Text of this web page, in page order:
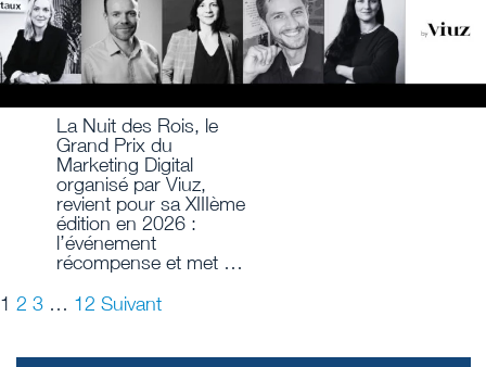
La Nuit des Rois, le
Grand Prix du
Marketing Digital
organisé par Viuz,
revient pour sa XIIIème
édition en 2026 :
l’événement
récompense et met …
1 2 3 … 12 Suivant